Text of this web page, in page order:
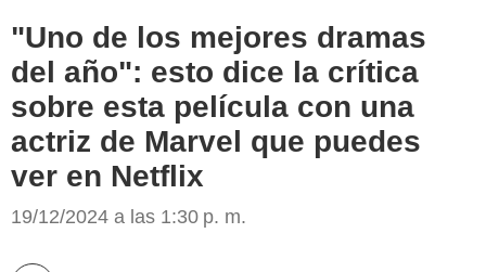
"Uno de los mejores dramas
del año": esto dice la crítica
sobre esta película con una
actriz de Marvel que puedes
ver en Netflix
19/12/2024 a las 1:30 p. m.